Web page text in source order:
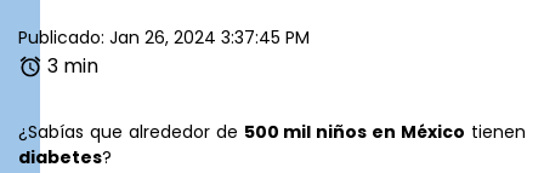
Publicado: Jan 26, 2024 3:37:45 PM
3 min
¿Sabías que alrededor de 500 mil niños en México tienen
diabetes?